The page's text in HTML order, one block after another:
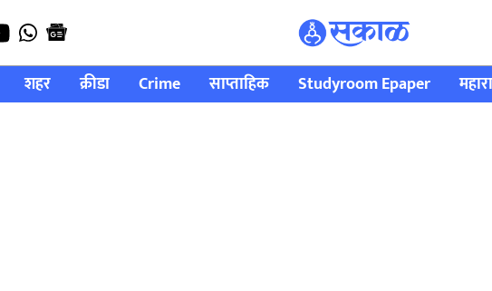
शहर क्रीडा Crime साप्ताहिक Studyroom Epaper